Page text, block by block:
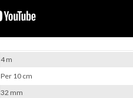
4 m
Per 10 cm
32 mm